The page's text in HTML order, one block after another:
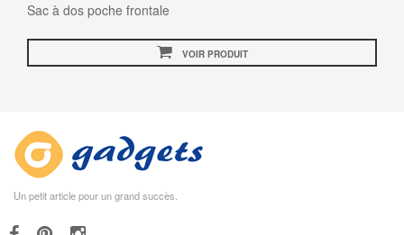
Sac à dos poche frontale
VOIR PRODUIT
Un petit article pour un grand succès.